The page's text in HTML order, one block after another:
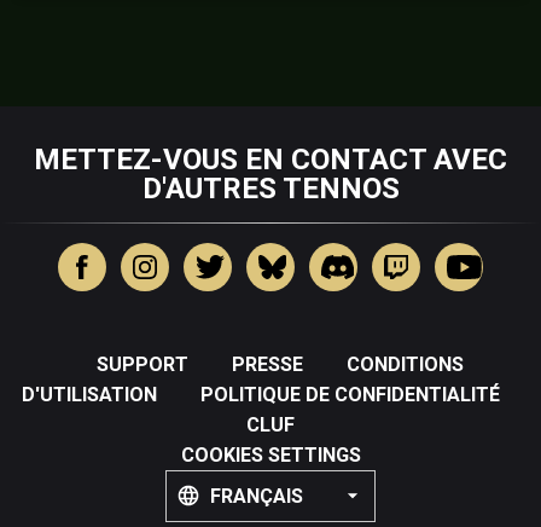
METTEZ-VOUS EN CONTACT AVEC
D'AUTRES TENNOS
SUPPORT PRESSE
CONDITIONS
D'UTILISATION
POLITIQUE DE CONFIDENTIALITÉ
CLUF
COOKIES SETTINGS
FRANÇAIS